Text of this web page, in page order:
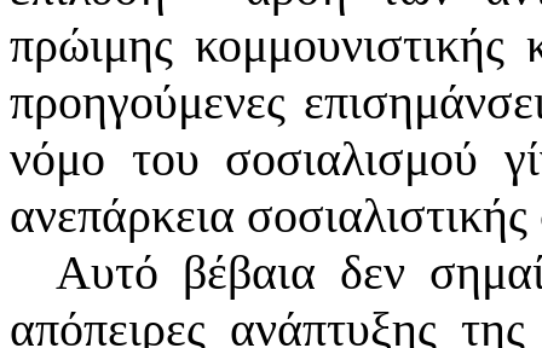
πρώιμης κομμουνιστικής
προηγούμενες
νόμο του σοσιαλισμού
ανεπάρκεια
Αυτό βέβαια δεν
απόπειρες ανάπτυξης